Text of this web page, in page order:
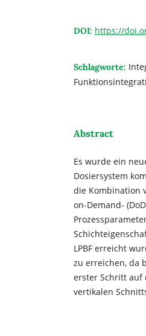
DOI: https://
Schlagworte:
Abstract
Es wurde ein
Dosiersystem
die Kombination
on-Demand-
LPBF erreicht
zu erreichen, da
erster Schritt auf
vertikalen